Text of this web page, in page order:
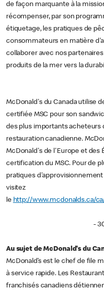
de façon marquante à la
récompenser, par son
étiquetage, les pratiques de
consommateurs en matière
collaborer avec nos
produits de la mer vers la
McDonald's du Canada utilise
certifiée MSC pour son
des plus importants acheteurs
restauration canadienne.
McDonald's de l'Europe et des
certification du MSC. Pour de
pratiques d'approvisionnement
visitez
le http://www.mcdonalds.ca/
- 30
Au sujet de McDonald's du
McDonald’s est le chef de file
à service rapide. Les
franchisés canadiens